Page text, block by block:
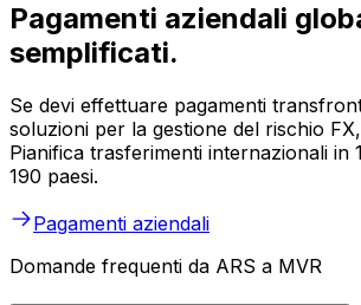
Pagamenti aziendali
semplificati.
Se devi effettuare pagamenti
soluzioni per la gestione del rischio
Pianifica trasferimenti internazionali in
190 paesi.
Pagamenti aziendali
Domande frequenti da ARS a MVR